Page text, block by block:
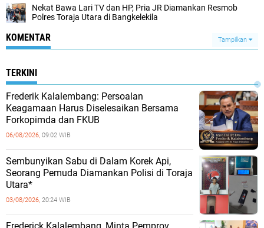
Nekat Bawa Lari TV dan HP, Pria JR Diamankan Resmob
Polres Toraja Utara di Bangkelekila
KOMENTAR Tampilkan
TERKINI
Frederik Kalalembang: Persoalan
Keagamaan Harus Diselesaikan Bersama
Forkopimda dan FKUB
06/08/2026, 09:02 WIB
Sembunyikan Sabu di Dalam Korek Api,
Seorang Pemuda Diamankan Polisi di Toraja
Utara*
03/08/2026, 20:24 WIB